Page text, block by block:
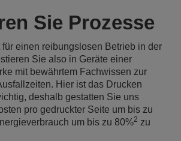
Sie Prozesse
einen reibungslosen Betrieb in der
Sie also in Geräte einer
mit bewährtem Fachwissen zur
Hier ist das Drucken
deshalb gestatten Sie uns
pro gedruckter Seite um bis zu
um bis zu 80%2 zu